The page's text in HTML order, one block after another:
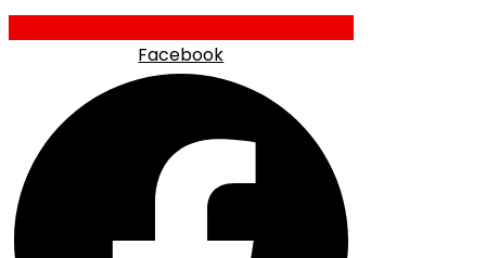
Facebook